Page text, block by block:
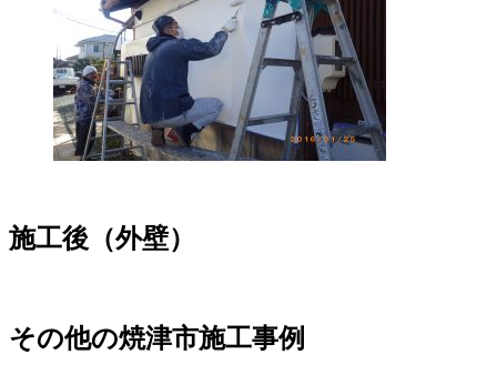
施工後（外壁）
その他の焼津市施工事例